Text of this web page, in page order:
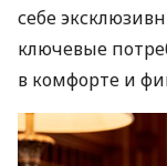
себе
ключевые
в комфорте и